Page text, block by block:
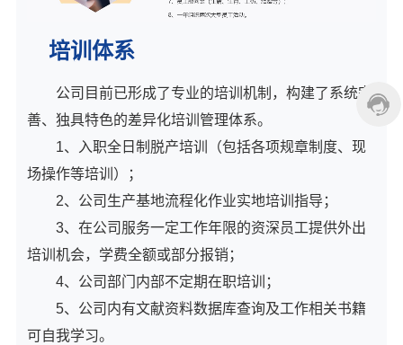
培训体系
公司目前已形成了专业的培训机制，构建了系统完
善、独具特色的差异化培训管理体系。
1、入职全日制脱产培训（包括各项规章制度、现
场操作等培训）；
2、公司生产基地流程化作业实地培训指导；
3、在公司服务一定工作年限的资深员工提供外出
培训机会，学费全额或部分报销；
4、公司部门内部不定期在职培训；
5、公司内有文献资料数据库查询及工作相关书籍
可自我学习。